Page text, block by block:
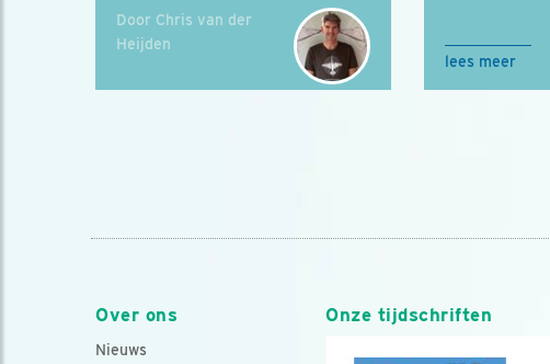
Door Chris van der
Heijden
lees meer
Over ons
Nieuws
Onze tijdschriften